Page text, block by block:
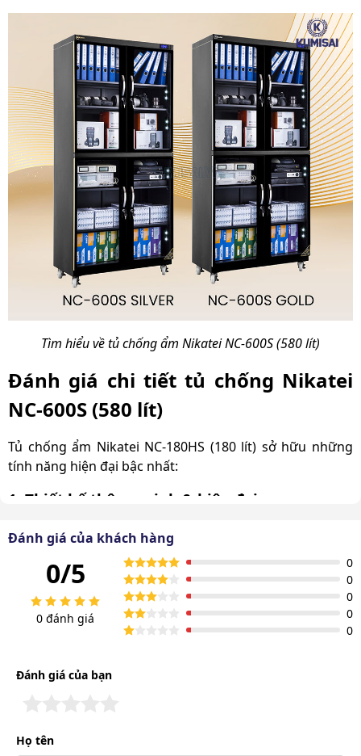
Tìm hiểu về tủ chống ẩm Nikatei NC-600S (580 lít)
Đánh giá chi tiết tủ chống Nikatei
NC-600S (580 lít)
Tủ chống ẩm Nikatei NC-180HS (180 lít) sở hữu những
tính năng hiện đại bậc nhất:
1. Thiết kế thông minh & hiện đại
Tủ hút ẩm Nikateiđược thiết kế với 4 khay thép tháo
rời, mỗi khay có lớp mút mềm bảo vệ, đặc biệt phù hợp
cho việc lưu trữ các thiết bị đắt tiền như máy ảnh và ống
kính. Ngoài ra, ngăn cố định ở giữa chia tủ thành hai
phần đều nhau, tối ưu hóa khả năng tổ chức và sắp xếp
Màu
Đen
Kích thước sản phẩm
851 x 430 x 1830 mm
Kích thước sản phẩm
(trong)
849 x 428 x 1673 mm
Kích thước đóng gói
930 x 470 x 1930 mm
Trọng lượng sản
72 kg
Trọng lượng cả bao bì 113 kg
Đánh giá của khách hàng
0/5
0 đánh giá
0
0
0
0
0
Đánh giá của bạn
Họ tên